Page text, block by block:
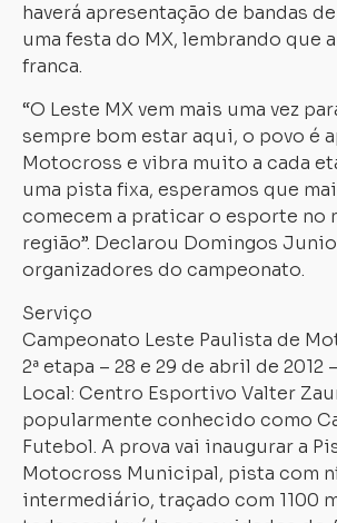
haverá apresentação de bandas
uma festa do MX, lembrando que
franca.
“O Leste MX vem mais uma vez
sempre bom estar aqui, o povo é
Motocross e vibra muito a cada
uma pista fixa, esperamos que
comecem a praticar o esporte no
região”. Declarou Domingos
organizadores do campeonato.
Serviço
Campeonato Leste Paulista de
2ª etapa – 28 e 29 de abril de 2012
Local: Centro Esportivo Valter
popularmente conhecido como
Futebol. A prova vai inaugurar a
Motocross Municipal, pista com
intermediário, traçado com 1100